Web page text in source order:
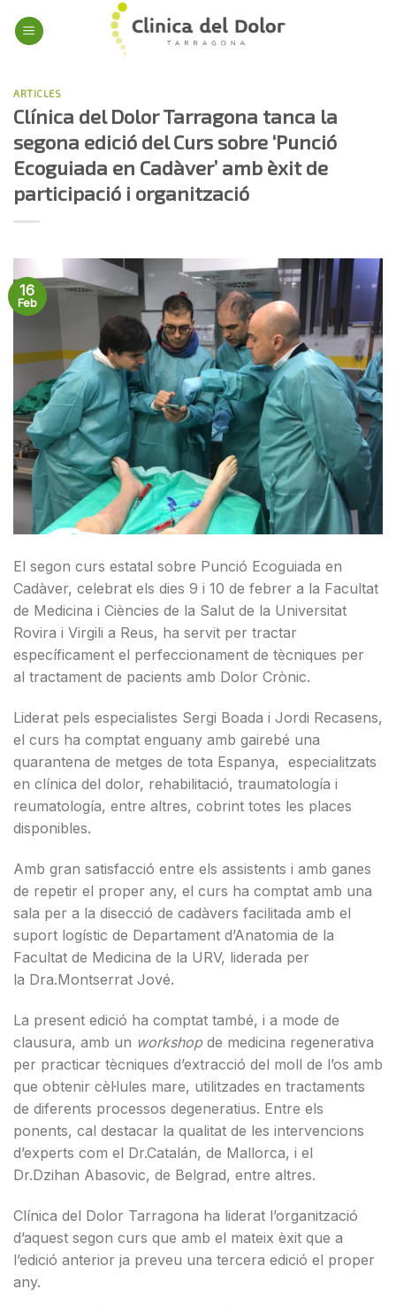
ARTICLES
Clínica del Dolor Tarragona tanca la
segona edició del Curs sobre ‘Punció
Ecoguiada en Cadàver’ amb èxit de
participació i organització
16
Feb
El segon curs estatal sobre Punció Ecoguiada en
Cadàver, celebrat els dies 9 i 10 de febrer a la Facultat
de Medicina i Ciències de la Salut de la Universitat
Rovira i Virgili a Reus, ha servit per tractar
específicament el perfeccionament de tècniques per
al tractament de pacients amb Dolor Crònic.
Liderat pels especialistes Sergi Boada i Jordi Recasens,
el curs ha comptat enguany amb gairebé una
quarantena de metges de tota Espanya, especialitzats
en clínica del dolor, rehabilitació, traumatología i
reumatología, entre altres, cobrint totes les places
disponibles.
Amb gran satisfacció entre els assistents i amb ganes
de repetir el proper any, el curs ha comptat amb una
sala per a la disecció de cadàvers facilitada amb el
suport logístic de Departament d’Anatomia de la
Facultat de Medicina de la URV, liderada per
la Dra.Montserrat Jové.
La present edició ha comptat també, i a mode de
clausura, amb un workshopde medicina regenerativa
per practicar tècniques d’extracció del moll de l’os amb
que obtenir cèl·lules mare, utilitzades en tractaments
de diferents processos degeneratius. Entre els
ponents, cal destacar la qualitat de les intervencions
d’experts com el Dr.Catalán, de Mallorca, i el
Dr.Dzihan Abasovic, de Belgrad, entre altres.
Clínica del Dolor Tarragona ha liderat l’organització
d’aquest segon curs que amb el mateix èxit que a
l’edició anterior ja preveu una tercera edició el proper
any.